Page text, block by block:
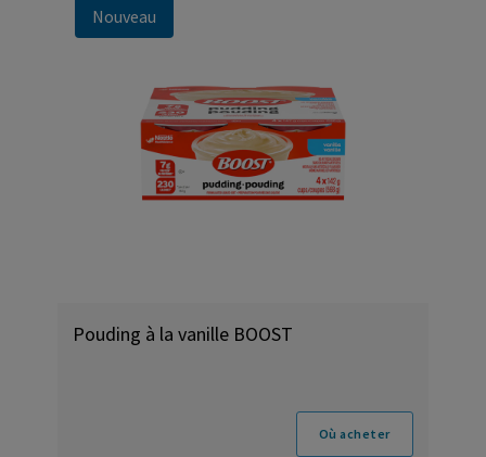
Nouveau
Pouding à la vanille BOOST
Où acheter